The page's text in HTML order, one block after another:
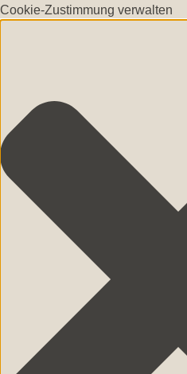
Cookie-Zustimmung verwalten